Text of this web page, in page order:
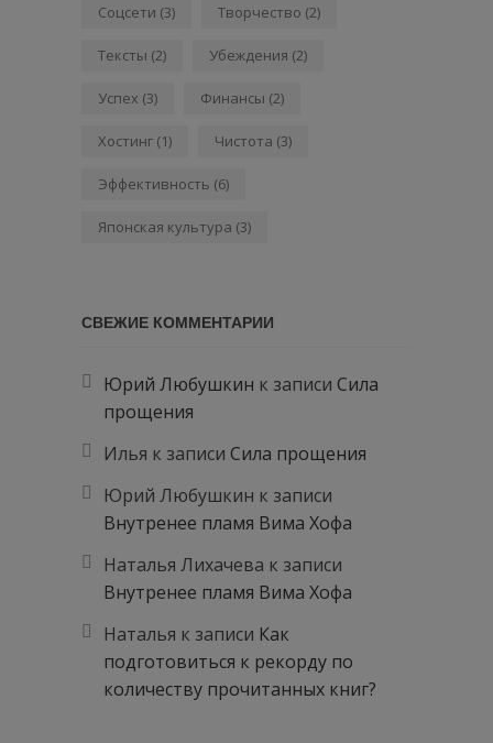
Соцсети (3) Творчество (2)
Тексты (2) Убеждения (2)
Успех (3) Финансы (2)
Хостинг (1) Чистота (3)
Эффективность (6)
Японская культура (3)
СВЕЖИЕ КОММЕНТАРИИ
Юрий Любушкин к записи Сила
прощения
Илья к записи Сила прощения
Юрий Любушкин к записи
Внутренее пламя Вима Хофа
Наталья Лихачева к записи
Внутренее пламя Вима Хофа
Наталья к записи Как
подготовиться к рекорду по
количеству прочитанных книг?